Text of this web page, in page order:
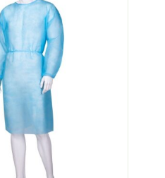
40x22cm,
näha hinda